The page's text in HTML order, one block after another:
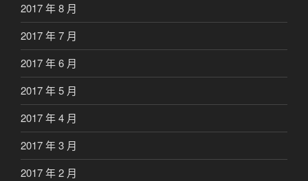
2017 年 8 月
2017 年 7 月
2017 年 6 月
2017 年 5 月
2017 年 4 月
2017 年 3 月
2017 年 2 月